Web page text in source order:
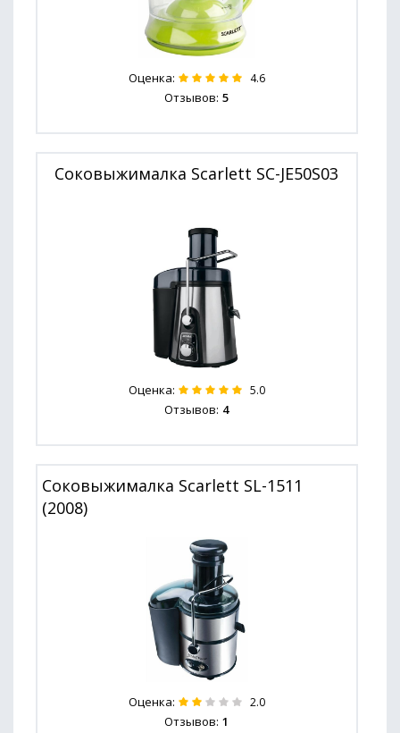
Оценка: 4.6
Отзывов: 5
Соковыжималка Scarlett SC-JE50S03
Оценка: 5.0
Отзывов: 4
Соковыжималка Scarlett SL-1511
(2008)
Оценка: 2.0
Отзывов: 1